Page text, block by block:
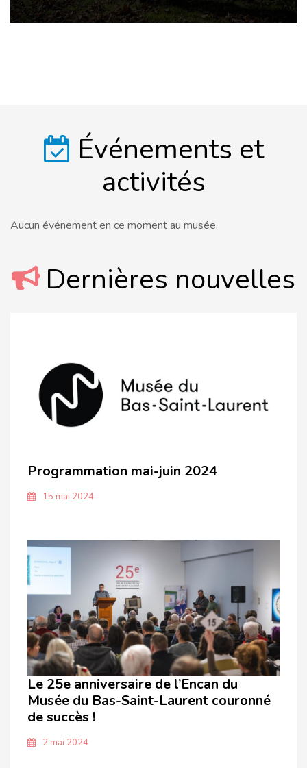
Événements et
activités
Aucun événement en ce moment au musée.
Dernières nouvelles
Programmation mai-juin 2024
15 mai 2024
Le 25e anniversaire de l’Encan du
Musée du Bas-Saint-Laurent couronné
de succès !
2 mai 2024